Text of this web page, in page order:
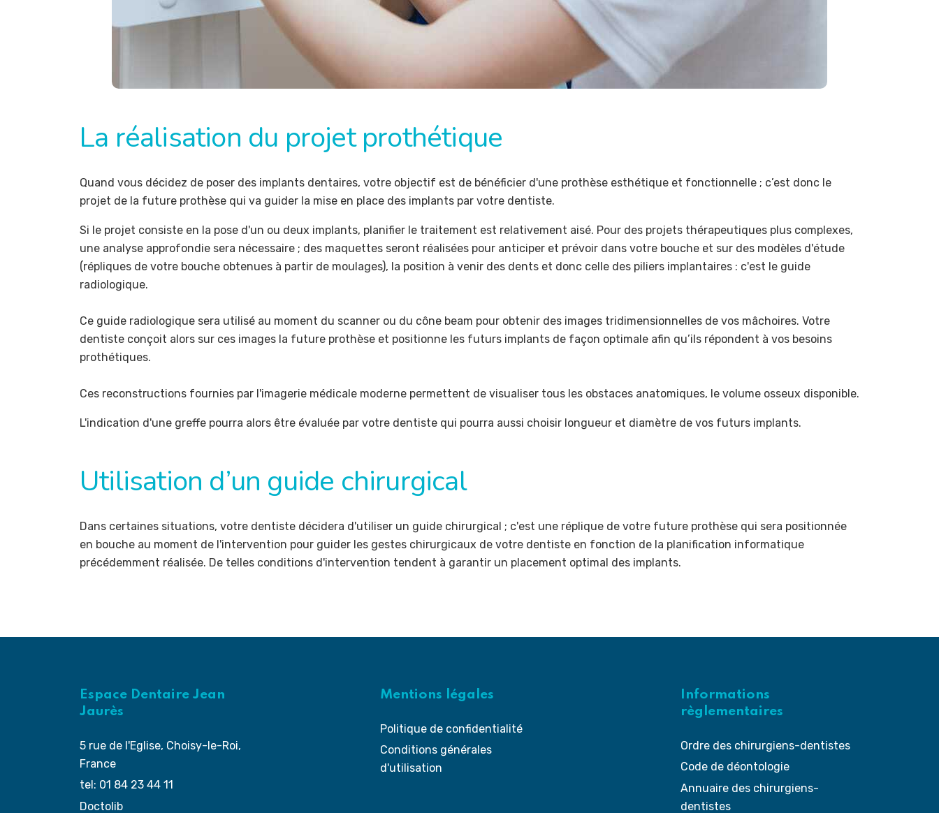
La réalisation du projet prothétique
Quand vous décidez de poser des implants dentaires, votre objectif est de bénéficier d'une prothèse esthétique et fonctionnelle ; c’est donc le
projet de la future prothèse qui va guider la mise en place des implants par votre dentiste.
Si le projet consiste en la pose d'un ou deux implants, planifier le traitement est relativement aisé. Pour des projets thérapeutiques plus complexes,
une analyse approfondie sera nécessaire ; des maquettes seront réalisées pour anticiper et prévoir dans votre bouche et sur des modèles d'étude
(répliques de votre bouche obtenues à partir de moulages), la position à venir des dents et donc celle des piliers implantaires : c'est le guide
radiologique.
Ce guide radiologique sera utilisé au moment du scanner ou du cône beam pour obtenir des images tridimensionnelles de vos mâchoires. Votre
dentiste conçoit alors sur ces images la future prothèse et positionne les futurs implants de façon optimale afin qu’ils répondent à vos besoins
prothétiques.
Ces reconstructions fournies par l'imagerie médicale moderne permettent de visualiser tous les obstaces anatomiques, le volume osseux disponible.
L'indication d'une greffe pourra alors être évaluée par votre dentiste qui pourra aussi choisir longueur et diamètre de vos futurs implants.
Utilisation d’un guide chirurgical
Dans certaines situations, votre dentiste décidera d'utiliser un guide chirurgical ; c'est une réplique de votre future prothèse qui sera positionnée
en bouche au moment de l'intervention pour guider les gestes chirurgicaux de votre dentiste en fonction de la planification informatique
précédemment réalisée. De telles conditions d'intervention tendent à garantir un placement optimal des implants.
Espace Dentaire Jean
Jaurès
5 rue de l'Eglise, Choisy-le-Roi,
France
tel: 01 84 23 44 11
Doctolib
Mentions légales
Politique de confidentialité
Conditions générales
d'utilisation
Informations
règlementaires
Ordre des chirurgiens-dentistes
Code de déontologie
Annuaire des chirurgiens-
dentistes